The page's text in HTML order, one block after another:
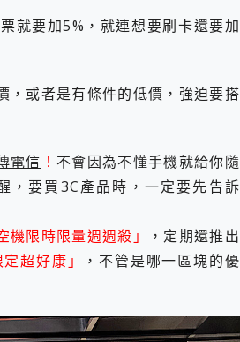
就要加5%，就連想要刷卡還要加
，或者是有條件的低價，強迫要搭
電信 ！ 不會因為不懂手機就給你隨
，要買3C產品時，一定要先告訴
機限時限量週週殺」
，定期還推出
定超好康」
，不管是哪一區塊的優